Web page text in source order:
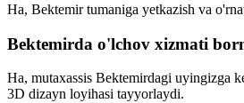
Ha, Bektemir tumaniga yetkazish va
Bektemirda o'lchov xizmati
Ha, mutaxassis Bektemirdagi uyingizga
3D dizayn loyihasi tayyorlaydi.